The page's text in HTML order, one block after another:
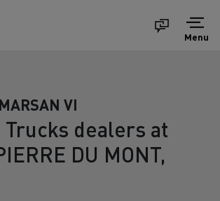
Menu
VI
Trucks dealers at
DU MONT,